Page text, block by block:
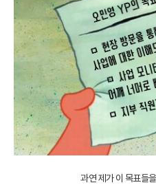
과연 제가 이 목표들